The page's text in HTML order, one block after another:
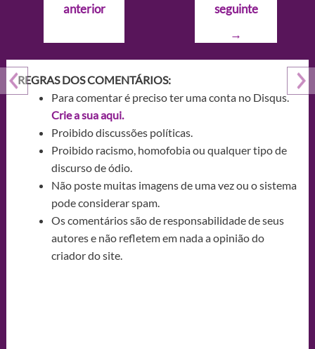
Postanterior
seguinte
→
REGRAS DOS COMENTÁRIOS:
Para comentar é preciso ter uma conta no Disqus.
Crie a sua aqui.
Proibido discussões políticas.
Proibido racismo, homofobia ou qualquer tipo de
discurso de ódio.
Não poste muitas imagens de uma vez ou o sistema
pode considerar spam.
Os comentários são de responsabilidade de seus
autores e não refletem em nada a opinião do
criador do site.